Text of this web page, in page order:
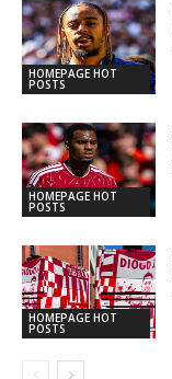
HOMEPAGE HOT
POSTS
HOMEPAGE HOT
POSTS
HOMEPAGE HOT
POSTS